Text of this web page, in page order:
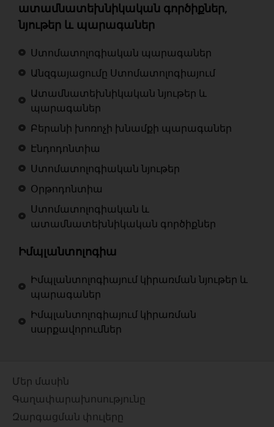
ատամնատեխնիկական գործիքներ,
նյութեր և պարագաներ
Ստոմատոլոգիական պարագաներ
Անզգայացումը Ստոմատոլոգիայում
Ատամնատեխնիկական նյութեր և
պարագաներ
Բերանի խոռոչի խնամքի պարագաներ
Էնդոդոնտիա
Ստոմատոլոգիական նյութեր
Օրթոդոնտիա
Ստոմատոլոգիական և
ատամնատեխնիկական գործիքներ
Իմպլանտոլոգիա
Իմպլանտոլոգիայում կիրառման նյութեր և
պարագաներ
Իմպլանտոլոգիայում կիրառման
սարքավորումներ
Մեր մասին
Գաղափարախոսությունը
Զարգացման փուլերը